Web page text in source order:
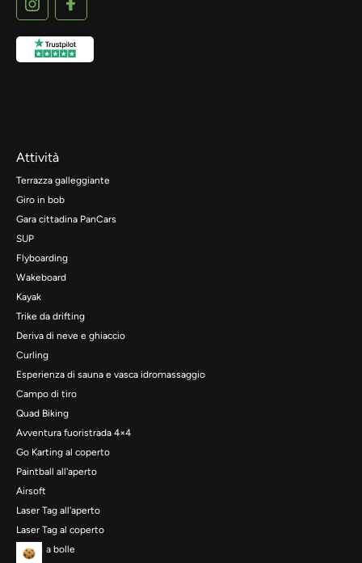
Attività
Terrazza galleggiante
Giro in bob
Gara cittadina PanCars
SUP
Flyboarding
Wakeboard
Kayak
Trike da drifting
Deriva di neve e ghiaccio
Curling
Esperienza di sauna e vasca idromassaggio
Campo di tiro
Quad Biking
Avventura fuoristrada 4×4
Go Karting al coperto
Paintball all'aperto
Airsoft
Laser Tag all'aperto
Laser Tag al coperto
Calcio a bolle